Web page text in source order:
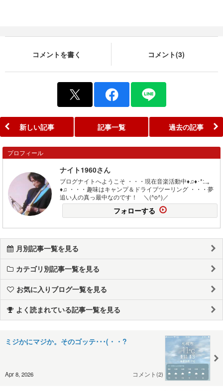
コメントを書く コメント(3)
新しい記事 記事一覧 過去の記事
プロフィール
ナイト1960さん
ブログナイトへようこそ ・・・現在音楽活動中♦♫♦･*:..｡
♦♫ ・・・趣味はキャンプ＆ドライブツーリング ・・・夢
追い人の真っ最中なのです！ ＼(^o^)／
フォローする
月別記事一覧を見る
カテゴリ別記事一覧を見る
お気に入りブログ一覧を見る
よく読まれている記事一覧を見る
ミジかにマジか。そのゴッテ･･･(・・?
Apr 8, 2026 コメント(2)